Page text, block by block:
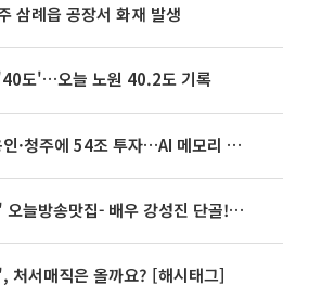
삼례읍 공장서 화재 발생
도'…오늘 노원 40.2도 기록
SK하이닉스, 용인·청주에 54조 투자…AI 메모리 생산기지 키운다
'2TV 생생정보' 오늘방송맛집- 배우 강성진 단골! 쌀국수ㆍ푸팟퐁 커리 맛집 '블○○○'
처서매직은 올까요? [해시태그]